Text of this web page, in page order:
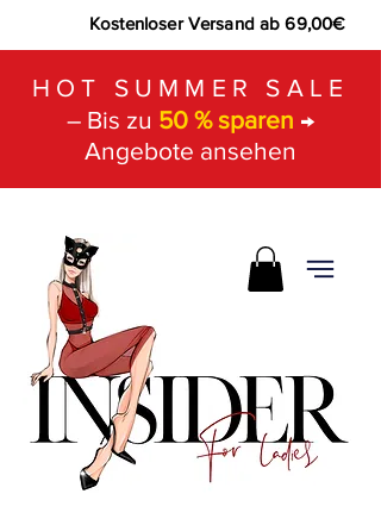
Kostenloser Versand ab 69,00€
HOT SUMMER SALE
– Bis zu 50 % sparen →
Angebote ansehen